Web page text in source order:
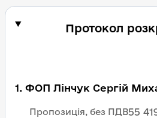
Протокол
1. ФОП Лінчук Сергій
Пропозиція, без ПДВ55